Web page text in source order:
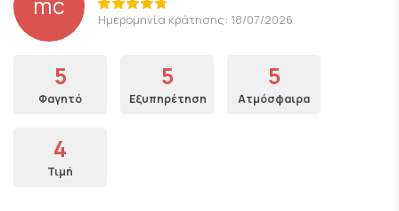
Ημερομηνία κράτησης: 18/07/2026
5
Φαγητό
5
Εξυπηρέτηση
5
Ατμόσφαιρα
4
Τιμή